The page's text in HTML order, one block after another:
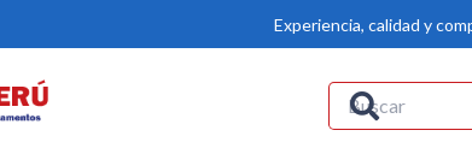
Experiencia, calidad y